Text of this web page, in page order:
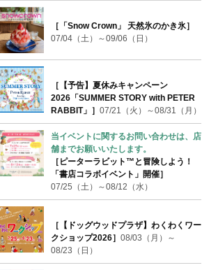
［「Snow Crown」 天然氷のかき氷］
07/04（土）～09/06（日）
［【予告】夏休みキャンペーン
2026「SUMMER STORY with PETER
RABBIT」］ 07/21（火）～08/31（月）
当イベントに関するお問い合わせは、店
舗までお願いいたします。
［ピーターラビット™と冒険しよう！
「書店コラボイベント」開催］
07/25（土）～08/12（水）
［【ドッグウッドプラザ】わくわくワー
クショップ2026］ 08/03（月）～
08/23（日）